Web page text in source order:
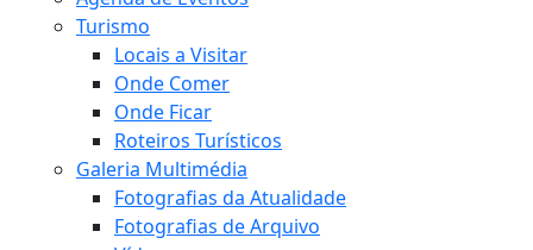
Turismo
Locais a Visitar
Onde Comer
Onde Ficar
Roteiros Turísticos
Galeria Multimédia
Fotografias da Atualidade
Fotografias de Arquivo